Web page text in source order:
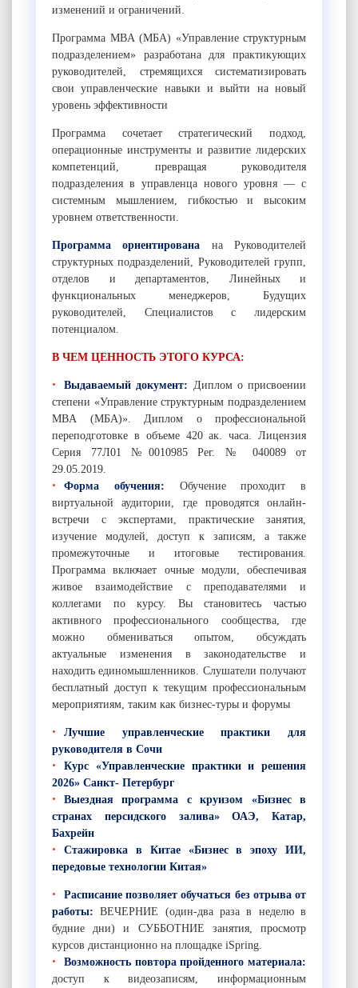
изменений и ограничений.
Программа MBA (МБА) «Управление структурным
подразделением» разработана для практикующих
руководителей, стремящихся систематизировать
свои управленческие навыки и выйти на новый
уровень эффективности
Программа сочетает стратегический подход,
операционные инструменты и развитие лидерских
компетенций, превращая руководителя
подразделения в управленца нового уровня — с
системным мышлением, гибкостью и высоким
уровнем ответственности.
Программа ориентирована на Руководителей
структурных подразделений, Руководителей групп,
отделов и департаментов, Линейных и
функциональных менеджеров, Будущих
руководителей, Специалистов с лидерским
потенциалом.
В ЧЕМ ЦЕННОСТЬ ЭТОГО КУРСА:
Выдаваемый документ: Диплом о присвоении
степени «Управление структурным подразделением
MBA (МБА)». Диплом о профессиональной
переподготовке в объеме 420 ак. часа. Лицензия
Серия 77Л01 №0010985 Рег. № 040089 от
29.05.2019.
Форма обучения: Обучение проходит в
виртуальной аудитории, где проводятся онлайн-
встречи с экспертами, практические занятия,
изучение модулей, доступ к записям, а также
промежуточные и итоговые тестирования.
Программа включает очные модули, обеспечивая
живое взаимодействие с преподавателями и
коллегами по курсу. Вы становитесь частью
активного профессионального сообщества, где
можно обмениваться опытом, обсуждать
актуальные изменения в законодательстве и
находить единомышленников. Слушатели получают
бесплатный доступ к текущим профессиональным
мероприятиям, таким как бизнес-туры и форумы
Лучшие управленческие практики для
руководителя в Сочи
Курс «Управленческие практики и решения
2026» Санкт- Петербург
Выездная программа с круизом «Бизнес в
странах персидского залива» ОАЭ, Катар,
Бахрейн
Стажировка в Китае «Бизнес в эпоху ИИ,
передовые технологии Китая»
Расписание позволяет обучаться без отрыва от
работы:ВЕЧЕРНИЕ (один-два раза в неделю в
будние дни) и СУББОТНИЕ занятия, просмотр
курсов дистанционно на площадке iSpring.
Возможность повтора пройденного материала:
доступ к видеозаписям, информационным